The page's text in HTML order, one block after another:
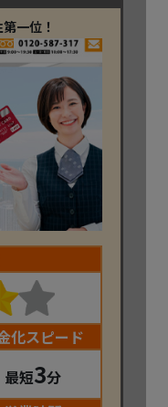
一位！
化スピード
最短3分